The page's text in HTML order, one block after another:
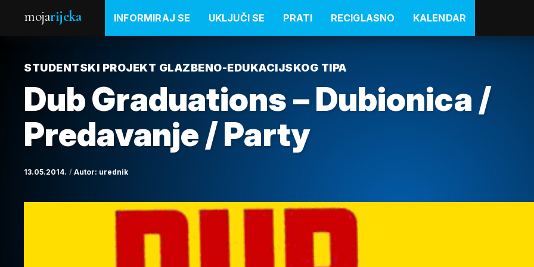
mojarijeka INFORMIRAJ SE UKLJUČI SE PRATI RECIGLASNO KALENDAR
STUDENTSKI PROJEKT GLAZBENO-EDUKACIJSKOG TIPA
Dub Graduations – Dubionica /
Predavanje / Party
13.05.2014. Autor: urednik